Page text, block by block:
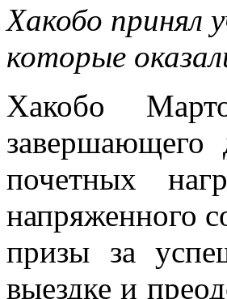
Хакобо принял
которые
Хакобо
завершающего
почетных
напряженного
призы за
выездке и